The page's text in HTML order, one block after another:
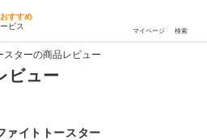
すすめ
ビス
マイページ 検索
スターの商品レビュー
ビュー
イトトースター